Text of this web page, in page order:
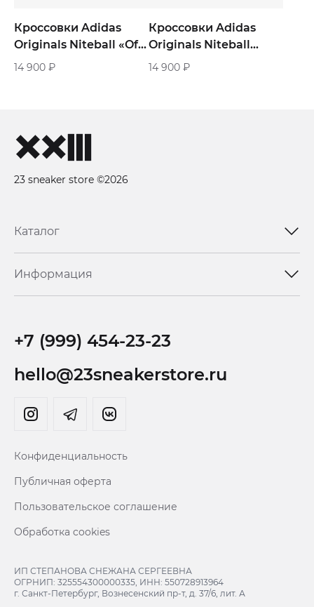
Кроссовки Adidas
Originals Niteball «Off
White Orbit Green»
14 900 ₽
Кроссовки Adidas
Originals Niteball
«Milk Grey»
14 900 ₽
23 sneaker store ©2026
Каталог
Информация
+7 (999) 454-23-23
hello@23sneakerstore.ru
Конфиденциальность
Публичная оферта
Пользовательское соглашение
Обработка cookies
ИП СТЕПАНОВА СНЕЖАНА СЕРГЕЕВНА
ОГРНИП: 325554300000335, ИНН: 550728913964
г. Санкт-Петербург, Вознесенский пр-т, д. 37/6, лит. А